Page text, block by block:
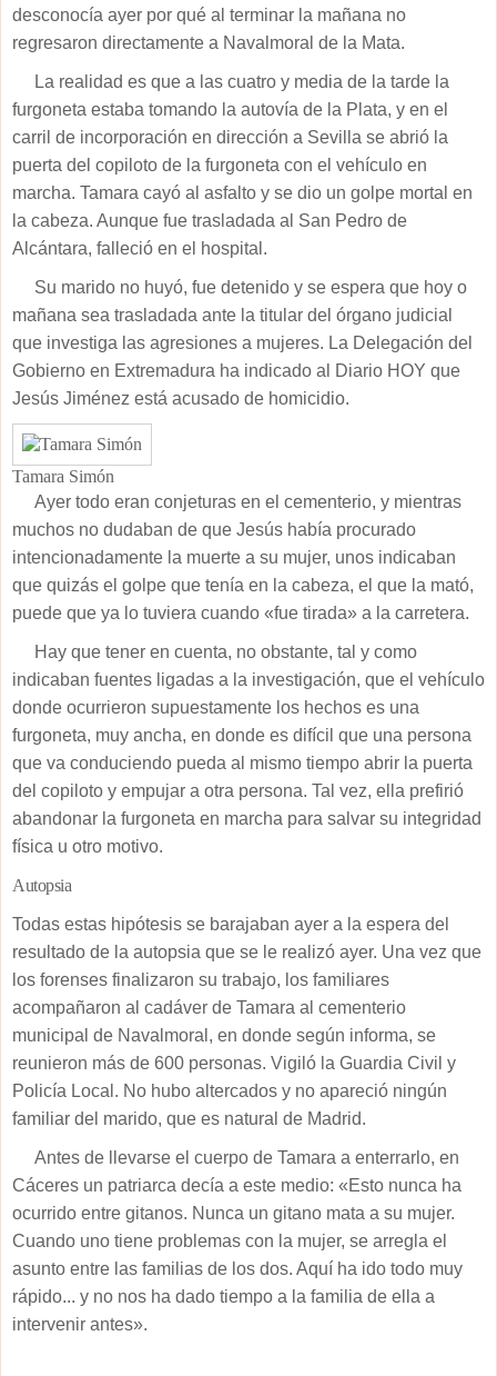
desconocía ayer por qué al terminar la mañana no
regresaron directamente a Navalmoral de la Mata.
La realidad es que a las cuatro y media de la tarde la
furgoneta estaba tomando la autovía de la Plata, y en el
carril de incorporación en dirección a Sevilla se abrió la
puerta del copiloto de la furgoneta con el vehículo en
marcha. Tamara cayó al asfalto y se dio un golpe mortal en
la cabeza. Aunque fue trasladada al San Pedro de
Alcántara, falleció en el hospital.
Su marido no huyó, fue detenido y se espera que hoy o
mañana sea trasladada ante la titular del órgano judicial
que investiga las agresiones a mujeres. La Delegación del
Gobierno en Extremadura ha indicado al Diario HOY que
Jesús Jiménez está acusado de homicidio.
Tamara Simón
Ayer todo eran conjeturas en el cementerio, y mientras
muchos no dudaban de que Jesús había procurado
intencionadamente la muerte a su mujer, unos indicaban
que quizás el golpe que tenía en la cabeza, el que la mató,
puede que ya lo tuviera cuando «fue tirada» a la carretera.
Hay que tener en cuenta, no obstante, tal y como
indicaban fuentes ligadas a la investigación, que el vehículo
donde ocurrieron supuestamente los hechos es una
furgoneta, muy ancha, en donde es difícil que una persona
que va conduciendo pueda al mismo tiempo abrir la puerta
del copiloto y empujar a otra persona. Tal vez, ella prefirió
abandonar la furgoneta en marcha para salvar su integridad
física u otro motivo.
Autopsia
Todas estas hipótesis se barajaban ayer a la espera del
resultado de la autopsia que se le realizó ayer. Una vez que
los forenses finalizaron su trabajo, los familiares
acompañaron al cadáver de Tamara al cementerio
municipal de Navalmoral, en donde según informa, se
reunieron más de 600 personas. Vigiló la Guardia Civil y
Policía Local. No hubo altercados y no apareció ningún
familiar del marido, que es natural de Madrid.
Antes de llevarse el cuerpo de Tamara a enterrarlo, en
Cáceres un patriarca decía a este medio: «Esto nunca ha
ocurrido entre gitanos. Nunca un gitano mata a su mujer.
Cuando uno tiene problemas con la mujer, se arregla el
asunto entre las familias de los dos. Aquí ha ido todo muy
rápido... y no nos ha dado tiempo a la familia de ella a
intervenir antes».